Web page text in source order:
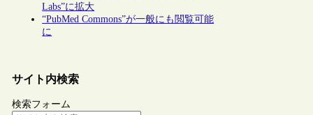
Labs”に拡大
“PubMed Commons”が一般にも閲覧可能
に
サイト内検索
検索フォーム